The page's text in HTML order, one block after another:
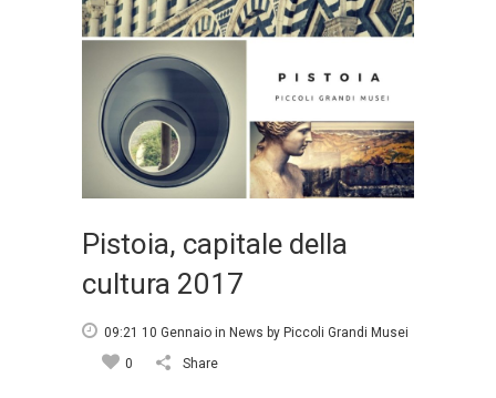
Pistoia, capitale della
cultura 2017
09:21 10 Gennaio in News by Piccoli Grandi Musei
0
Share